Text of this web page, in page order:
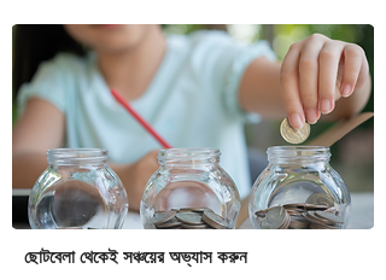
ছোটবেলা থেকেই সঞ্চয়ের অভ্যাস করুন